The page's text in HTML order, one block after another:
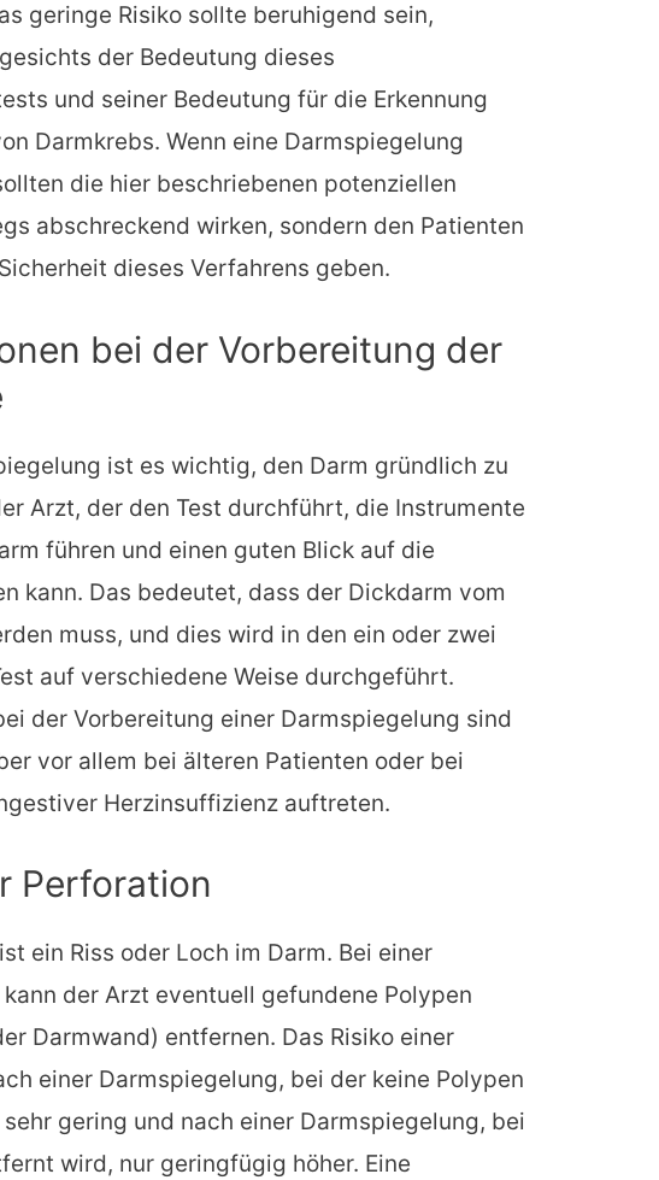
geringe Risiko sollte beruhigend sein,
der Bedeutung dieses
und seiner Bedeutung für die Erkennung
Darmkrebs. Wenn eine Darmspiegelung
die hier beschriebenen potenziellen
abschreckend wirken, sondern den Patienten
dieses Verfahrens geben.
bei der Vorbereitung der
ist es wichtig, den Darm gründlich zu
Arzt, der den Test durchführt, die Instrumente
führen und einen guten Blick auf die
kann. Das bedeutet, dass der Dickdarm vom
muss, und dies wird in den ein oder zwei
auf verschiedene Weise durchgeführt.
der Vorbereitung einer Darmspiegelung sind
vor allem bei älteren Patienten oder bei
Herzinsuffizienz auftreten.
Perforation
ein Riss oder Loch im Darm. Bei einer
der Arzt eventuell gefundene Polypen
Darmwand) entfernen. Das Risiko einer
einer Darmspiegelung, bei der keine Polypen
gering und nach einer Darmspiegelung, bei
wird, nur geringfügig höher. Eine